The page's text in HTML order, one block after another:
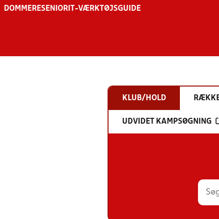
DOMMERESENIOR IT-VÆRKTØJSGUIDE
KLUB/HOLD
UDVIDET KAMPSØGNING